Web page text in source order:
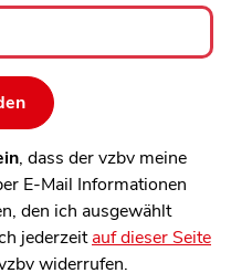
, dass der vzbv meine
E-Mail Informationen
den ich ausgewählt
jederzeitauf dieser Seite
widerrufen.